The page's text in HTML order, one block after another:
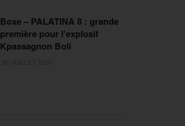
Boxe – PALATINA 8 : grande
première pour l’explosif
Kpassagnon Boli